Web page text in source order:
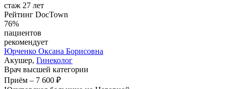
стаж 27 лет
Рейтинг DocTown
76%
пациентов
рекомендует
Юрченко Оксана Борисовна
Акушер, Гинеколог
Врач высшей категории
Приём – 7 600 ₽